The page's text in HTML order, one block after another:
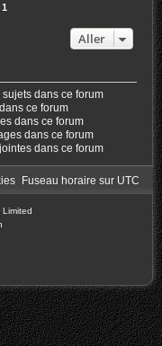
1
Aller
dans ce forum
ce forum
dans ce forum
dans ce forum
dans ce forum
Fuseau horaire sur UTC